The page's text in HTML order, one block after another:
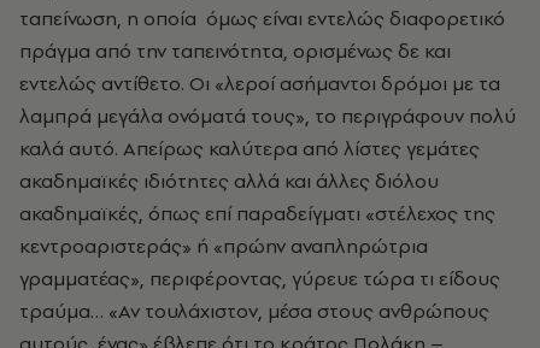
ταπείνωση, η οποία όμως είναι εντελώς διαφορετικό
πράγμα από την ταπεινότητα, ορισμένως δε και
εντελώς αντίθετο. Οι «λεροί ασήμαντοι δρόμοι με τα
λαμπρά μεγάλα ονόματά τους», το περιγράφουν πολύ
καλά αυτό. Απείρως καλύτερα από λίστες γεμάτες
ακαδημαϊκές ιδιότητες αλλά και άλλες διόλου
ακαδημαϊκές, όπως επί παραδείγματι «στέλεχος της
κεντροαριστεράς» ή «πρώην αναπληρώτρια
γραμματέας», περιφέροντας, γύρευε τώρα τι είδους
τραύμα… «Αν τουλάχιστον, μέσα στους ανθρώπους